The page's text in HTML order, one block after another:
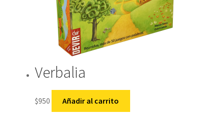
Verbalia
$950 Añadir al carrito